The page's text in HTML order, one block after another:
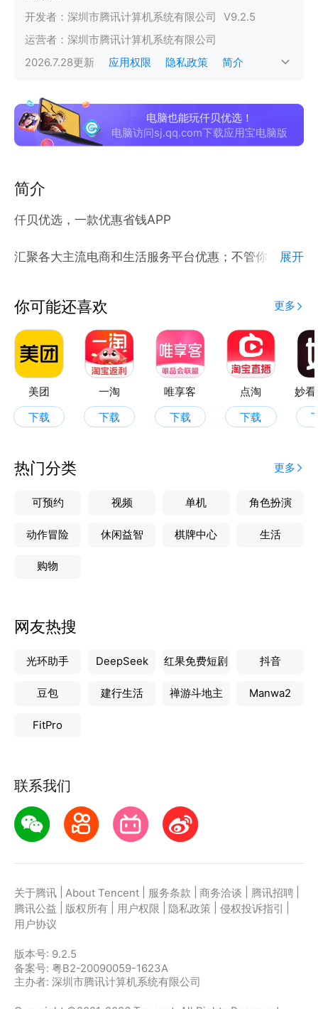
开发者： 深圳市腾讯计算机系统有限公司 V9.2.5
运营者： 深圳市腾讯计算机系统有限公司
2026.7.28更新 应用权限 隐私政策 简介
电脑也能玩仟贝优选！
电脑访问sj.qq.com下载应用宝电脑版
简介
仟贝优选，一款优惠省钱APP
汇聚各大主流电商和生活服务平台优惠；不管你是都市
猜你喜欢、品牌好货、抖音推荐栏目直击你心中所想，
让你高效享优惠。
分享达人实物评测，看得见的品质，购物更放心！
立即下载仟贝优选领券享优惠，更全面，更高效，更贴
展开
你可能还喜欢 更多
美团
下载
一淘
下载
唯享客
下载
点淘
下载
妙
热门分类 更多
可预约 视频 单机 角色扮演
动作冒险 休闲益智 棋牌中心 生活
购物
网友热搜
光环助手 DeepSeek 红果免费短剧 抖音
豆包 建行生活 禅游斗地主 Manwa2
FitPro
联系我们
关于腾讯 About Tencent 服务条款 商务洽谈 腾讯招聘
腾讯公益
版权所有 用户权限 隐私政策 侵权投诉指引
用户协议
版本号: 9.2.5
备案号: 粤B2-20090059-1623A
主办者: 深圳市腾讯计算机系统有限公司